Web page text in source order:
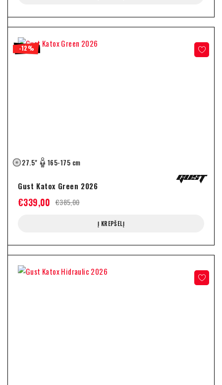
-12%
27.5" 165-175 cm
Gust Katox Green 2026
€385,00
€339,00
Į KREPŠELĮ